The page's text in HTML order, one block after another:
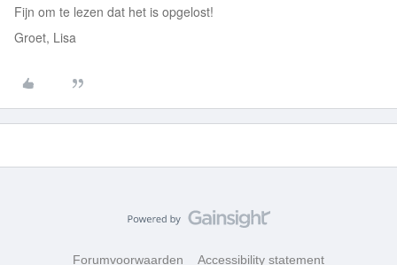
Fijn om te lezen dat het is opgelost!
Groet, Lisa
Forumvoorwaarden Accessibility statement